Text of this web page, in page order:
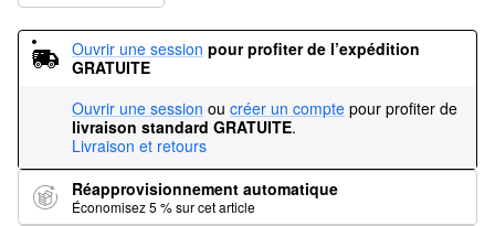
Ouvrir une session pour profiter de l’expédition
GRATUITE
Ouvrir une session ou créer un compte pour profiter de
livraison standard GRATUITE.
Livraison et retours
Réapprovisionnement automatique
Économisez 5 % sur cet article